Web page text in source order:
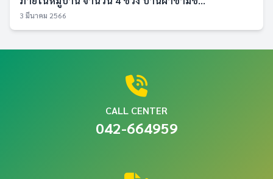
3 มีนาคม 2566
CALL CENTER
042-664959